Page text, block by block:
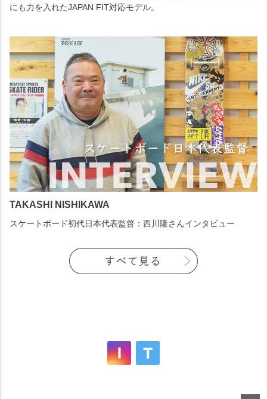
にも力を入れたJAPAN FIT対応モデル。
TAKASHI NISHIKAWA
スケートボード初代日本代表監督：西川隆さんインタビュー